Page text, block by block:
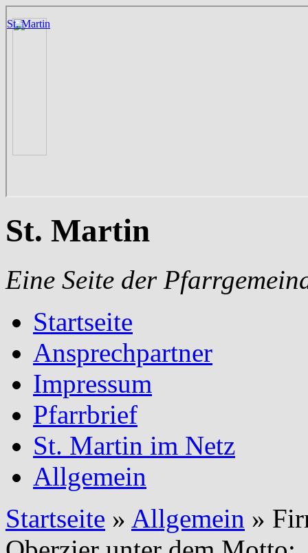
St. Martin
Eine Seite der
Startseite
Ansprechpartner
Impressum
Pfarrbrief
St. Martin im Netz
Allgemein
Startseite » Allgemein »